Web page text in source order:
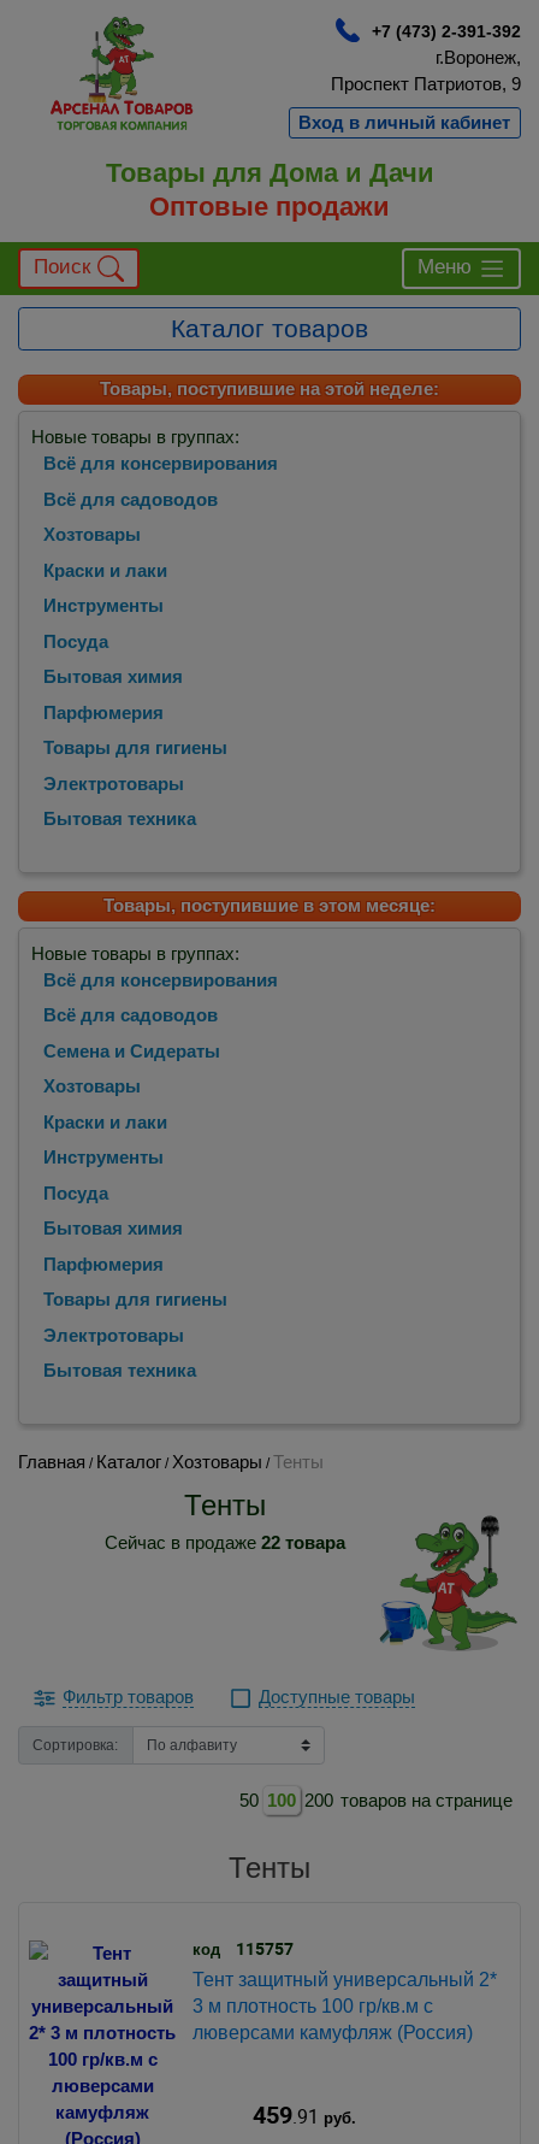
+7 (473) 2-391-392
г.Воронеж,
Проспект Патриотов, 9
Вход в личный кабинет
Товары для Дома и Дачи
Оптовые продажи
Поиск Меню
Каталог товаров
Товары, поступившие на этой неделе:
Новые товары в группах:
Всё для консервирования
Всё для садоводов
Хозтовары
Краски и лаки
Инструменты
Посуда
Бытовая химия
Парфюмерия
Товары для гигиены
Электротовары
Бытовая техника
Товары, поступившие в этом месяце:
Новые товары в группах:
Всё для консервирования
Всё для садоводов
Семена и Сидераты
Хозтовары
Краски и лаки
Инструменты
Посуда
Бытовая химия
Парфюмерия
Товары для гигиены
Электротовары
Бытовая техника
Главная / Каталог / Хозтовары /Тенты
Тенты
Сейчас в продаже 22 товара
Фильтр товаров Доступные товары
Сортировка:
50 100 200 товаров на странице
Тенты
код 115757
Тент защитный универсальный 2*
3 м плотность 100 гр/кв.м с
люверсами камуфляж (Россия)
459.91 руб.